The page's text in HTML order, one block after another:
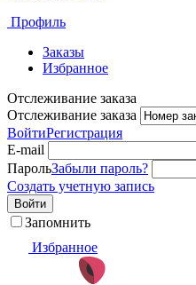
Профиль
Заказы
Избранное
Отслеживание заказа
Отслеживание заказа
ВойтиРегистрация
E-mail
ПарольЗабыли пароль?
Создать учетную запись
Войти
Запомнить
Избранное